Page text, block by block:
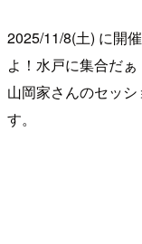
2025/11/8(土) に開
よ！水戸に集合だぁ
山岡家さんのセッ
す。